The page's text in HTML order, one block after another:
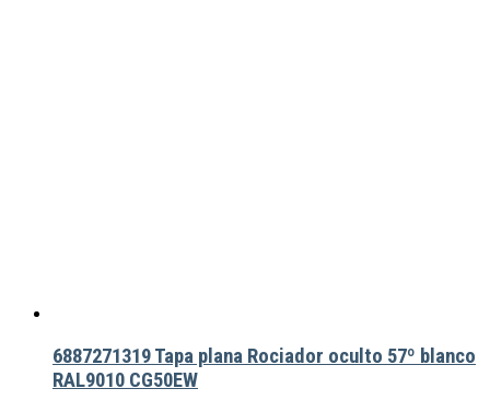
6887271319 Tapa plana Rociador oculto 57º blanco
RAL9010 CG50EW